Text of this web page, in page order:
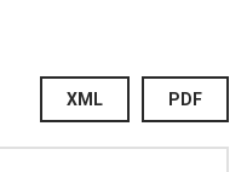
PDF
XML